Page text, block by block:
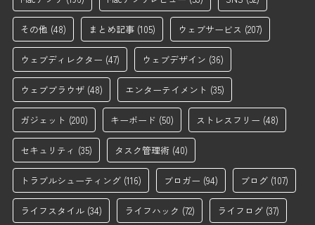
その他 (48) まとめ記事 (105) ウェブサービス (207)
ウェブディレクター (47) ウェブデザイン (36)
ウェブブラウザ (48) エンターテイメント (35)
ガジェット (200) キーボード (50) ストレスフリー (48)
セキュリティ (35) タスク管理術 (40)
トラブルシューティング (116) ブロガー (94) ブログ (107)
ライフスタイル (34) ライフハック (72) ライフログ (37)